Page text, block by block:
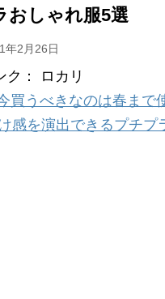
おしゃれ服5選
年2月26日
ク： ロカリ
買うべきなのは春まで
感を演出できるプチプ